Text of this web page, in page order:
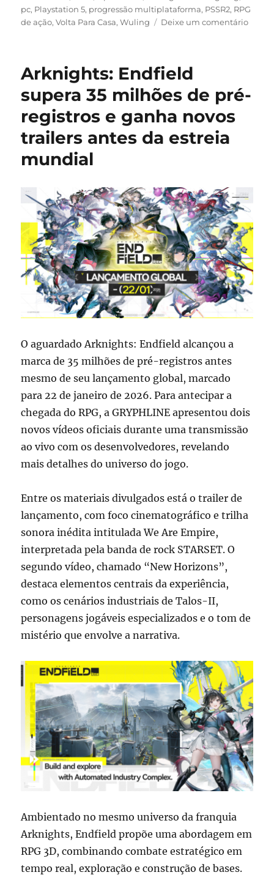
pc, Playstation 5, progressão multiplataforma, PSSR2, RPG
de ação,Volta Para Casa,Wuling Deixe um comentárioem
desde
Arknights: Endfield
supera 35 milhões de pré-
registros e ganha novos
trailers antes da estreia
mundial
O aguardado Arknights: Endfield alcançou a
marca de 35 milhões de pré-registros antes
mesmo de seu lançamento global, marcado
para 22 de janeiro de 2026. Para antecipar a
chegada do RPG, a GRYPHLINE apresentou dois
novos vídeos oficiais durante uma transmissão
ao vivo com os desenvolvedores, revelando
mais detalhes do universo do jogo.
Entre os materiais divulgados está o trailer de
lançamento, com foco cinematográfico e trilha
sonora inédita intitulada We Are Empire,
interpretada pela banda de rock STARSET. O
segundo vídeo, chamado “New Horizons”,
destaca elementos centrais da experiência,
como os cenários industriais de Talos-II,
personagens jogáveis especializados e o tom de
mistério que envolve a narrativa.
Ambientado no mesmo universo da franquia
Arknights, Endfield propõe uma abordagem em
RPG 3D, combinando combate estratégico em
tempo real, exploração e construção de bases.